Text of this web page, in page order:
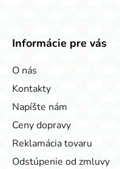
Informácie pre vás
O nás
Kontakty
Napíšte nám
Ceny dopravy
Reklamácia tovaru
Odstúpenie od zmluvy